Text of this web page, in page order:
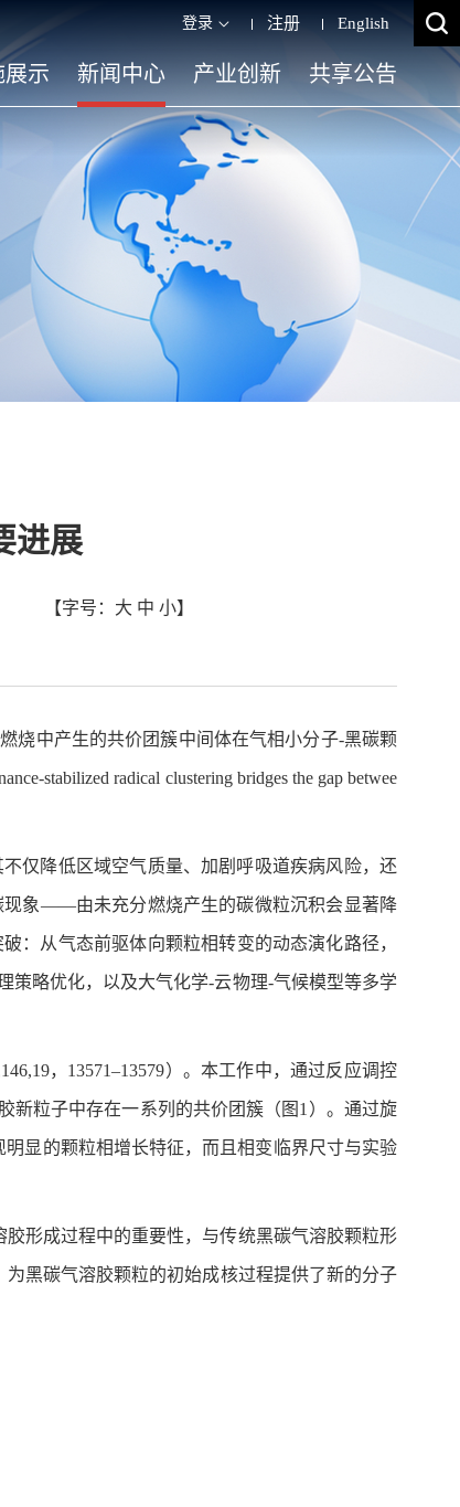
登录 注册 English
展示 新闻中心 产业创新 共享公告
进展
【字号： 大 中 小】
烧中产生的共价团簇中间体在气相小分子-黑碳颗
stabilized radical clustering bridges the gap betwee
仅降低区域空气质量、加剧呼吸道疾病风险，还
现象——由未充分燃烧产生的碳微粒沉积会显著降
：从气态前驱体向颗粒相转变的动态演化路径，
策略优化，以及大气化学-云物理-气候模型等多学
，13571–13579）。本工作中，通过反应调控
新粒子中存在一系列的共价团簇（图1）。通过旋
显的颗粒相增长特征，而且相变临界尺寸与实验
形成过程中的重要性，与传统黑碳气溶胶颗粒形
黑碳气溶胶颗粒的初始成核过程提供了新的分子